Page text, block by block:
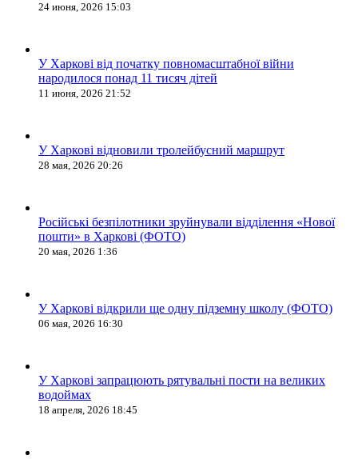
24 июня, 2026 15:03
У Харкові від початку повномасштабної війни
народилося понад 11 тисяч дітей
11 июня, 2026 21:52
У Харкові відновили тролейбусний маршрут
28 мая, 2026 20:26
Російські безпілотники зруйнували відділення «Нової
пошти» в Харкові (ФОТО)
20 мая, 2026 1:36
У Харкові відкрили ще одну підземну школу (ФОТО)
06 мая, 2026 16:30
У Харкові запрацюють рятувальні пости на великих
водоймах
18 апреля, 2026 18:45